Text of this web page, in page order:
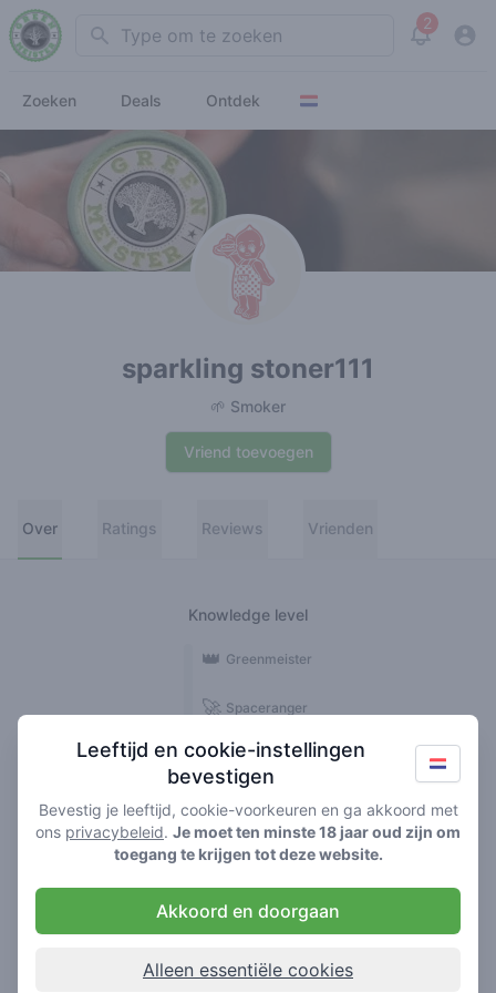
Search 2
View
Zoeken Deals Ontdek
sparkling stoner111
🌱 Smoker
Vriend toevoegen
Over Ratings Reviews Vrienden
Knowledge level
🍃 Smoker
🌱 Roller
🥦 Stoner
🚀 Spaceranger
👑 Greenmeister
Reviews
Leeftijd en cookie-instellingen
bevestigen
Bevestig je leeftijd, cookie-voorkeuren en ga akkoord met
ons privacybeleid. Je moet ten minste 18 jaar oud zijn om
toegang te krijgen tot deze website.
Akkoord en doorgaan
Alleen essentiële cookies